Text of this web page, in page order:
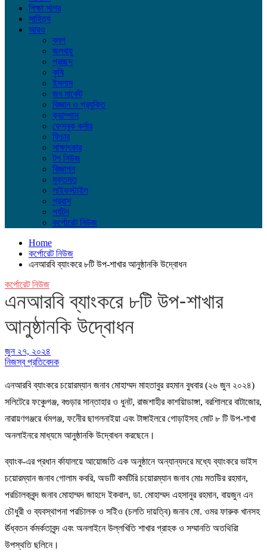
শিক্ষা সাগর
সাহিত্য
আরও
ব্লগ
জলবায়ু
প্রচ্ছদ
কৃষি
ইসলাম
জব মার্কেট
বিজ্ঞান ও প্রযুক্তি
ক্যাম্পাস
ফেসবুক কর্নার
ফিচার
সাক্ষাৎকার
টপ নিউজ
বিজ্ঞাপন
মুক্তমত
লাইফস্টাইল
প্রবাস
পর্যটন
কর্পোরেট নিউজ
Home
কর্পোরেট নিউজ
এনআরবি ব্যাংকরে ৮টি উপ-শাখার আনুষ্ঠানকি উদ্বোধন
কর্পোরেট নিউজ
এনআরবি ব্যাংকরে ৮টি উপ-শাখার
আনুষ্ঠানকি উদ্বোধন
জুন ২৭, ২০২৪
নিজস্ব প্রতিবেদক
এনআরবি ব্যাংকরে চয়োরম্যান জনাব মোহাম্মদ মাহতাবুর রহমান বুধবার (২৬ জুন ২০২৪)
সলিটেরে ফঞ্চেুগঞ্জ, বগুড়ার সান্তাহার ও ধুনট, রাজশাহীর কাশয়িাডাঙ্গা, বরশিালরে বাটাজোর,
নারায়ণগঞ্জরে র্ধমগঞ্জ, ফনেীর ছাগলনাইয়া এবং টাঙ্গাইলরে গোড়াইসহ মোট ৮ টি উপ-শাখা
অনলাইনরে মাধ্যমে আনুষ্ঠানকি উদ্বোধন করছেনে।
ব্যাংক-এর প্রধান র্কাযালয়ে আয়োজতি এক অনুষ্ঠানে অন্যান্যদরে মধ্যে ব্যাংকরে ভাইস
চয়োরম্যান জনাব গোলাম কবরি, অডটি কমটিরি চয়োরম্যান জনাব মোঃ মতউির রহমান,
পরচিালকবৃন্দ জনাব মোহাম্মদ জাহদে ইকবাল, ডা. মোহাম্মদ এহসানুর রহমান, বায়জুন এন
চৌধুরী ও ব্যবস্থাপনা পরচিালক ও সইিও (চলতি দায়ত্বি) জনাব মো. ওমর ফারুক খানসহ
র্ঊধ্বতন র্কমর্কতাবৃন্দ এবং অনলাইনে উল্লখিতি শাখার গ্রাহক ও সম্মানতি অতথিরিা
উপস্থতি ছলিনে।